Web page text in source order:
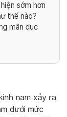
sớm hơn
thế nào?
mãn dục
nam xảy ra
dưới mức